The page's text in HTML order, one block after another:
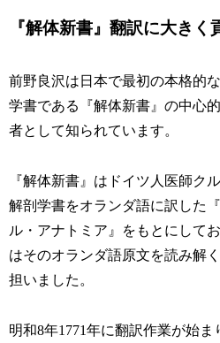
『解体新書』翻訳に大きく
前野良沢は日本で最初の本格的
学書である『解体新書』の中心
者として知られています。
『解体新書』はドイツ人医師ク
解剖学書をオランダ語に訳した
ル・アナトミア』をもとにして
はそのオランダ語原文を読み解
担いました。
明和8年1771年に翻訳作業が始ま